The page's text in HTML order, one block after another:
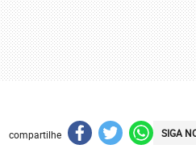
compartilhe SIGA